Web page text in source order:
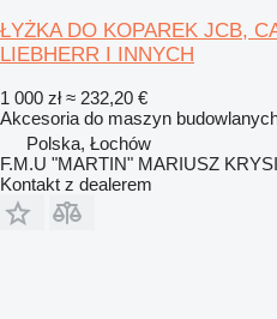
ŁYŻKA DO KOPAREK JCB,
LIEBHERR I INNYCH
1 000 zł ≈ 232,20 €
Akcesoria do maszyn
Polska, Łochów
F.M.U "MARTIN" MARIUSZ
Kontakt z dealerem